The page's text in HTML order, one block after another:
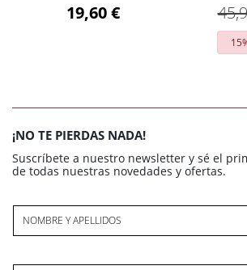
19,60 €
¡NO TE PIERDAS NADA!
Suscríbete a nuestro newsletter y sé el
de todas nuestras novedades y ofertas.
NOMBRE Y APELLIDOS